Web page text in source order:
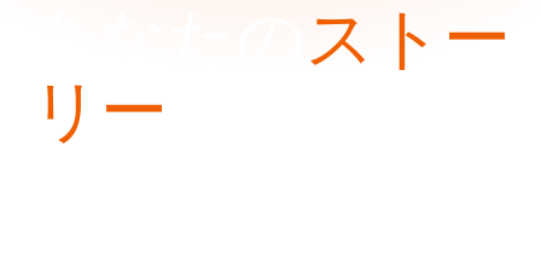
ストー
リー